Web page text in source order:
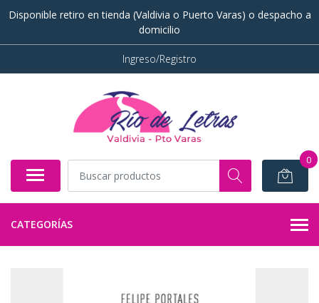
Disponible retiro en tienda (Valdivia o Puerto Varas) o despacho a
domicilio
Ingreso/Registro
0
CATEGORÍAS